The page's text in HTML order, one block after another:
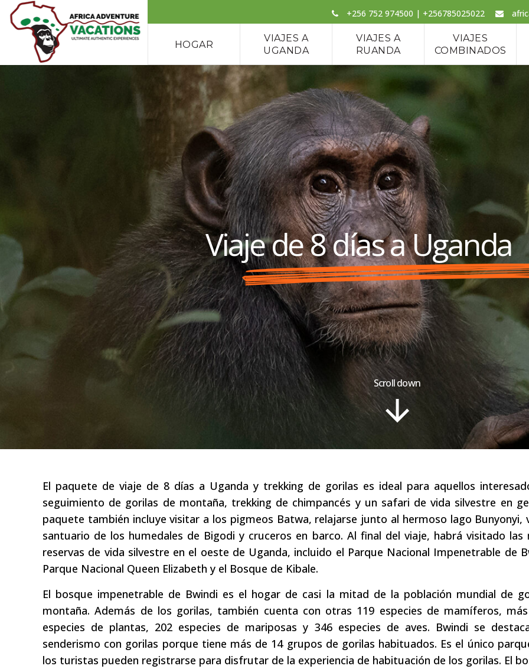
+256 752 974500 | +256785025022
HOGAR
VIAJES A
UGANDA
VIAJES A
RUANDA
VIAJES
COMBINADOS
Viaje de 8 días a Uganda
Scroll down
El paquete de viaje de 8 días a Uganda y trekking de gorilas es ideal para aquellos
seguimiento de gorilas de montaña, trekking de chimpancés y un safari de vida silvestre en
paquete también incluye visitar a los pigmeos Batwa, relajarse junto al hermoso lago Bunyonyi,
santuario de los humedales de Bigodi y cruceros en barco. Al final del viaje, habrá visitado las
reservas de vida silvestre en el oeste de Uganda, incluido el Parque Nacional Impenetrable de
Parque Nacional Queen Elizabeth y el Bosque de Kibale.
El bosque impenetrable de Bwindi es el hogar de casi la mitad de la población mundial de
montaña. Además de los gorilas, también cuenta con otras 119 especies de mamíferos,
especies de plantas, 202 especies de mariposas y 346 especies de aves. Bwindi se
senderismo con gorilas porque tiene más de 14 grupos de gorilas habituados. Es el único
los turistas pueden registrarse para disfrutar de la experiencia de habituación de los gorilas. El